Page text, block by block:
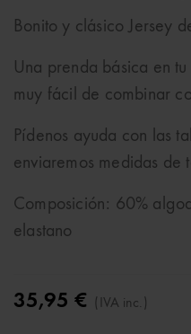
Bonito y clásico Jersey
Una prenda básica en
muy fácil de combinar
Pídenos ayuda con las
enviaremos medidas de
Composición: 60%
elastano
35,95 € (IVA inc.)